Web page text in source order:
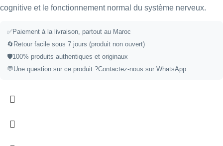
cognitive et le fonctionnement normal du système nerveux.
✅Paiement à la livraison, partout au Maroc
🔄Retour facile sous 7 jours (produit non ouvert)
🛡️100% produits authentiques et originaux
💬Une question sur ce produit ?Contactez-nous sur WhatsApp